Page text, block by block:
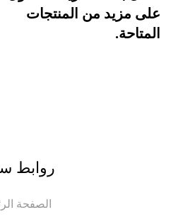
مزيد من المنتجات
روابط سريعة
الصفحة الرئيسية